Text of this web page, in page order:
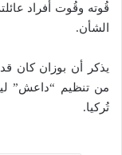
قُوته وقُوت أفراد
الشأن.
يذكر أن بوزان كان
من تنظيم “داعش”
تُركيا.